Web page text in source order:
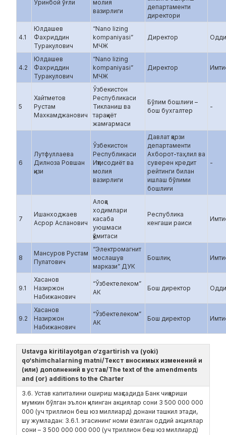
Ўринбой ўғли
молия
вазирлиги
департаменти
директори
4.1
Юлдашев
Фахриддин
Туракулович
“Nano lizing
kompaniyasi”
МЧЖ
Директор
4.2
Юлдашев
Фахриддин
Туракулович
“Nano lizing
kompaniyasi”
МЧЖ
Директор
5
Хайтметов
Рустам
Махкамджанович
Ўзбекистон
Республикаси
Тикланиш ва
тараққиёт
жамғармаси
Бўлим бошлиғи –
бош бухгалтер
-
6
Лутфуллаева
Дилноза Ровшан
қизи
Ўзбекистон
Республикаси
Иқтисодиёт ва
молия
вазирлиги
Давлат қарзи
департаменти
Ахборот-таҳлил ва
суверен кредит
рейтинги билан
ишлаш бўлими
бошлиғи
-
7
Ишанходжаев
Асрор Асланович
Алоқа
ходимлари
касаба
уюшмаси
қўмитаси
Республика
кенгаши раиси
8
Мансуров Рустам
Пулатович
“Электромагнит
мослашув
маркази” ДУК
Бошлиқ
9.1
Хасанов
Назиржон
Набижанович
“Ўзбектелеком”
АК
Бош директор
9.2
Хасанов
Назиржон
Набижанович
“Ўзбектелеком”
АК
Бош директор
Ustavga kiritilayotgan o‘zgartirish va (yoki)
qo‘shimchalarning matni/Текст вносимых изменений и
(или) дополнений в устав/The text of the amendments
and (or) additions to the Charter
3.6. Устав капиталини ошириш мақсадида Банк чиқариши
мумкин бўлган эълон қилинган акциялар сони 3 500 000 000
000 (уч триллион беш юз миллиард) донани ташкил этади,
шу жумладан: 3.6.1. эгасининг номи ёзилган оддий акциялар
сони – 3 500 000 000 000 (уч триллион беш юз миллиард)